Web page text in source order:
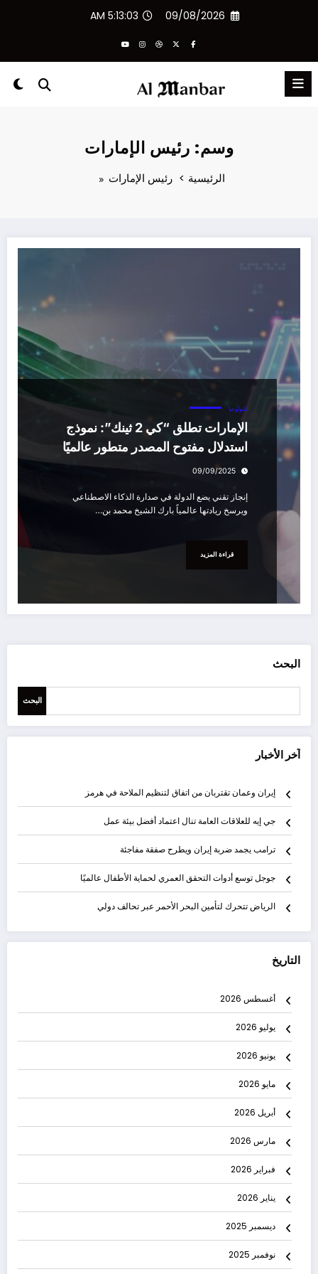
09/08/2026
5:13:03 AM
وسم: رئيس الإمارات
الرئيسية رئيس الإمارات
تكنولوجيا
الإمارات تطلق “كي 2 ثينك”: نموذج
استدلال مفتوح المصدر متطور عالميًا
09/09/2025
إنجاز تقني يضع الدولة في صدارة الذكاء الاصطناعي
ويرسخ ريادتها عالمياً بارك الشيخ محمد بن…
قراءة المزيد
البحث
البحث
آخر الأخبار
إيران وعمان تقتربان من اتفاق لتنظيم الملاحة في هرمز
جي إيه للعلاقات العامة تنال اعتماد أفضل بيئة عمل
ترامب يجمد ضربة إيران ويطرح صفقة مفاجئة
جوجل توسع أدوات التحقق العمري لحماية الأطفال عالميًا
الرياض تتحرك لتأمين البحر الأحمر عبر تحالف دولي
التاريخ
أغسطس 2026
يوليو 2026
يونيو 2026
مايو 2026
أبريل 2026
مارس 2026
فبراير 2026
يناير 2026
ديسمبر 2025
نوفمبر 2025